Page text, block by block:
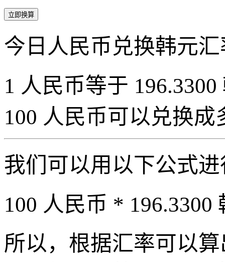
立即换算
今日人民币兑换韩元
1 人民币等于
100 人民币可以兑换成
我们可以用以下公式
100 人民币 * 196.3300
所以，根据汇率可以